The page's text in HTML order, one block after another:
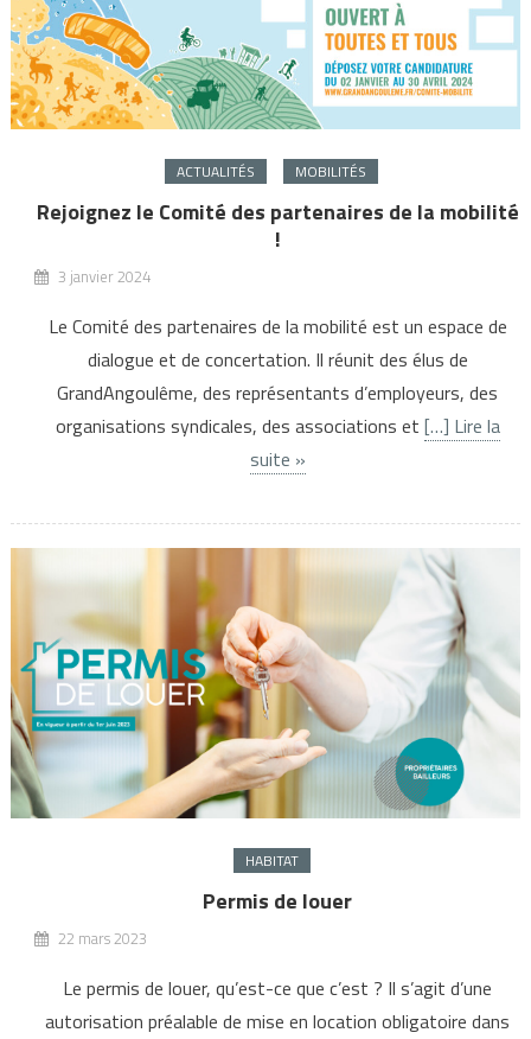
ACTUALITÉS MOBILITÉS
Rejoignez le Comité des partenaires de la mobilité
!
3 janvier 2024
Le Comité des partenaires de la mobilité est un espace de
dialogue et de concertation. Il réunit des élus de
GrandAngoulême, des représentants d’employeurs, des
organisations syndicales, des associations et […] Lire la
suite »
HABITAT
Permis de louer
22 mars 2023
Le permis de louer, qu’est-ce que c’est ? Il s’agit d’une
autorisation préalable de mise en location obligatoire dans